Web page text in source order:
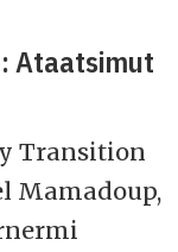
Ataatsimut
Transition
Mamadoup,